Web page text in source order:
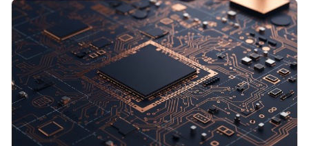
実務向けに整理しました。